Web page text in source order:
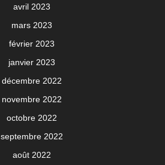
avril 2023
mars 2023
février 2023
janvier 2023
décembre 2022
novembre 2022
octobre 2022
septembre 2022
août 2022